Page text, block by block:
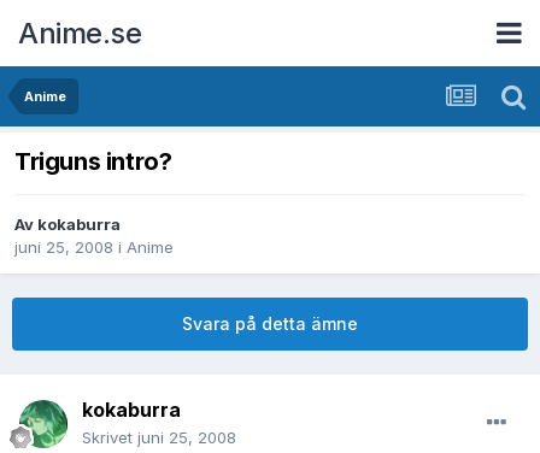
Anime.se
Anime
Triguns intro?
Av kokaburra
juni 25, 2008 i Anime
Svara på detta ämne
kokaburra
Skrivet juni 25, 2008